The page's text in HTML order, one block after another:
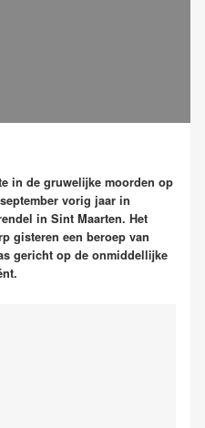
in de gruwelijke moorden op
vorig jaar in
in Sint Maarten. Het
gisteren een beroep van
gericht op de onmiddellijke